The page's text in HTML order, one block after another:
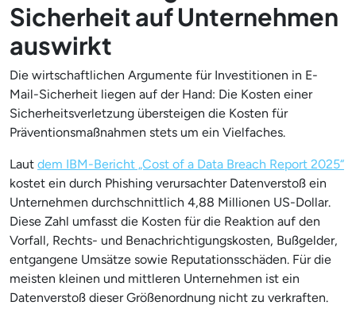
Sicherheit auf Unternehmen
auswirkt
Die wirtschaftlichen Argumente für Investitionen in E-
Mail-Sicherheit liegen auf der Hand: Die Kosten einer
Sicherheitsverletzung übersteigen die Kosten für
Präventionsmaßnahmen stets um ein Vielfaches.
Laut dem IBM-Bericht „Cost of a Data Breach Report 2025“
kostet ein durch Phishing verursachter Datenverstoß ein
Unternehmen durchschnittlich 4,88 Millionen US-Dollar.
Diese Zahl umfasst die Kosten für die Reaktion auf den
Vorfall, Rechts- und Benachrichtigungskosten, Bußgelder,
entgangene Umsätze sowie Reputationsschäden. Für die
meisten kleinen und mittleren Unternehmen ist ein
Datenverstoß dieser Größenordnung nicht zu verkraften.